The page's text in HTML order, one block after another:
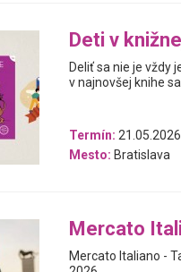
Deti v
Deliť sa nie je vždy
v najnovšej knihe
Termín: 21.05.2026
Mesto: Bratislava
Mercato
Mercato Italiano -